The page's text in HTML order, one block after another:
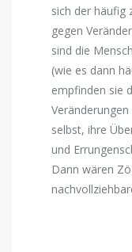
sich der häufig
gegen
sind die
(wie es dann
empfinden sie
selbst, ihre
und
Dann wären